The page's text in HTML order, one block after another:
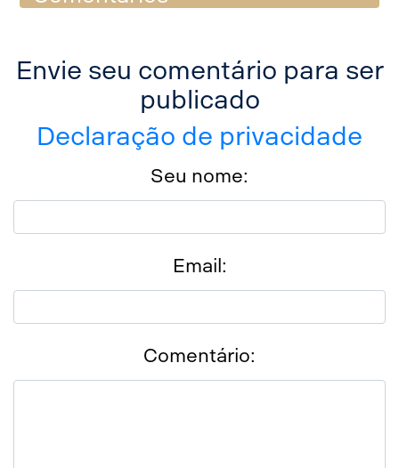
Envie seu comentário para ser
publicado
Declaração de privacidade
Seu nome:
Email:
Comentário: